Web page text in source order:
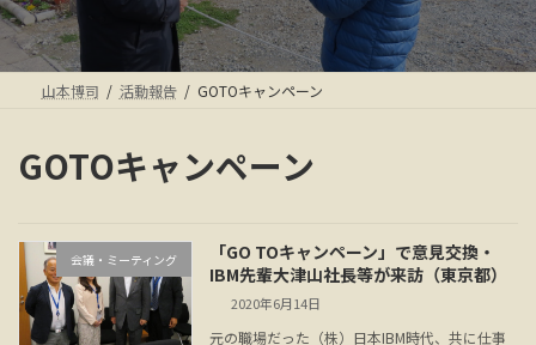
山本博司 活動報告 GOTOキャンペーン
GOTOキャンペーン
会議・ミーティング
「GO TOキャンペーン」で意見交換・
IBM先輩大津山社長等が来訪（東京都）
2020年6月14日
元の職場だった（株）日本IBM時代、共に仕事